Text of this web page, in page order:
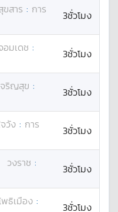
สาร : การ
3ชั่วโมง
อมเดช :
3ชั่วโมง
จริญสุข :
3ชั่วโมง
วัง : การ
3ชั่วโมง
วงราช :
3ชั่วโมง
พธิเมือง :
3ชั่วโมง